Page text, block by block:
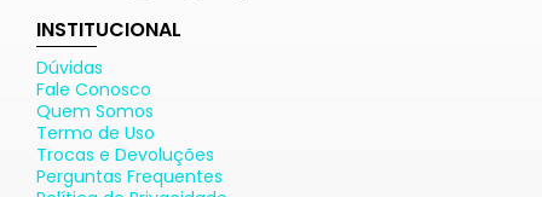
INSTITUCIONAL
Dúvidas
Fale Conosco
Quem Somos
Termo de Uso
Trocas e Devoluções
Perguntas Frequentes